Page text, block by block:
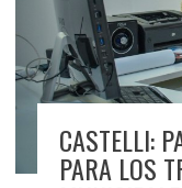
CASTELLI:
PARA LOS